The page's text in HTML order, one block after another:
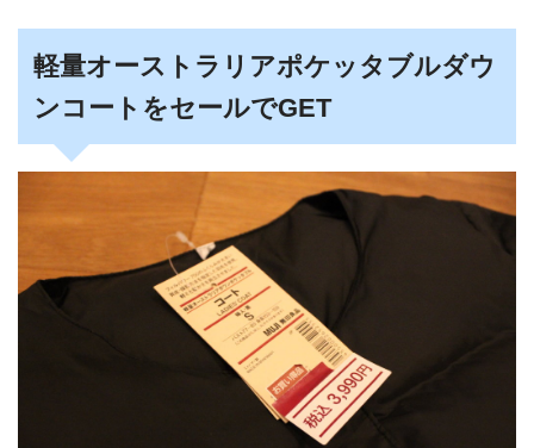
軽量オーストラリアポケッタブルダウ
ンコートをセールでGET